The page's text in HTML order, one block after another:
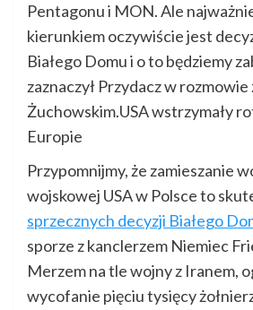
Pentagonu i MON. Ale
kierunkiem oczywiście jest
Białego Domu i o to będziemy
zaznaczył Przydacz w rozmowie
Żuchowskim.USA wstrzymały
Europie
Przypomnijmy, że zamieszanie
wojskowej USA w Polsce to
sprzecznych decyzji Białego
sporze z kanclerzem Niemiec
Merzem na tle wojny z Iranem,
wycofanie pięciu tysięcy